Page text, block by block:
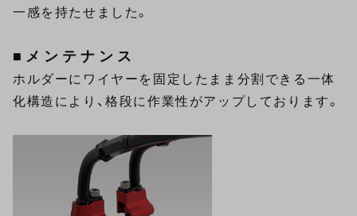
一感を持たせました。
■メンテナンス
ホルダーにワイヤーを固定したまま分割できる一体
化構造により、格段に作業性がアップしております。